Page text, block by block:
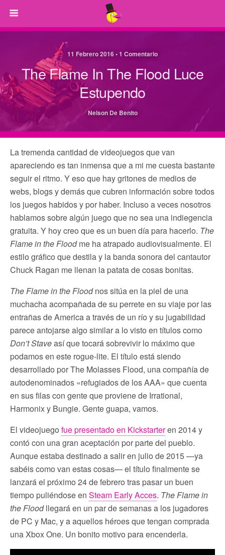
11 Febrero 2016 • 1 Comentario
The Flame In The Flood Luce
Estupendo
Nelson De Benito
La tremenda cantidad de videojuegos que van
apareciendo es tan inmensa que a mi me cuesta bastante
seguir el ritmo. Y eso que hay gritones de medios de
webs, blogs y demás que cubren información sobre todos
los juegos habidos y por haber. Incluso a veces nosotros
hablamos sobre algún juego que no sea una indiegencia
gratuita. Y hoy creo que es un buen día para hacerlo. The
Flame in the Floodme ha atrapado audiovisualmente. El
estilo gráfico que destila y la banda sonora del cantautor
Chuck Ragan me llenan la patata de cosas bonitas.
The Flame in the Floodnos sitúa en la piel de una
muchacha acompañada de su perrete en su viaje por las
entrañas de America a través de un río y su jugabilidad
parece antojarse algo similar a lo visto en títulos como
Don’t Staveasí que tocará sobrevivir lo máximo que
podamos en este rogue-lite. El título está siendo
desarrollado por The Molasses Flood, una compañía de
autodenominados «refugiados de los AAA» que cuenta
en sus filas con gente que proviene de Irrational,
Harmonix y Bungie. Gente guapa, vamos.
El videojuego fue presentado en Kickstarteren 2014 y
contó con una gran aceptación por parte del pueblo.
Aunque estaba destinado a salir en julio de 2015 —ya
sabéis como van estas cosas— el título finalmente se
lanzará el próximo 24 de febrero tras pasar un buen
tiempo puliéndose en Steam Early Acces. The Flame in
the Floodllegará en un par de semanas a los jugadores
de PC y Mac, y a aquellos héroes que tengan comprada
una Xbox One. Un bonito motivo para encenderla.